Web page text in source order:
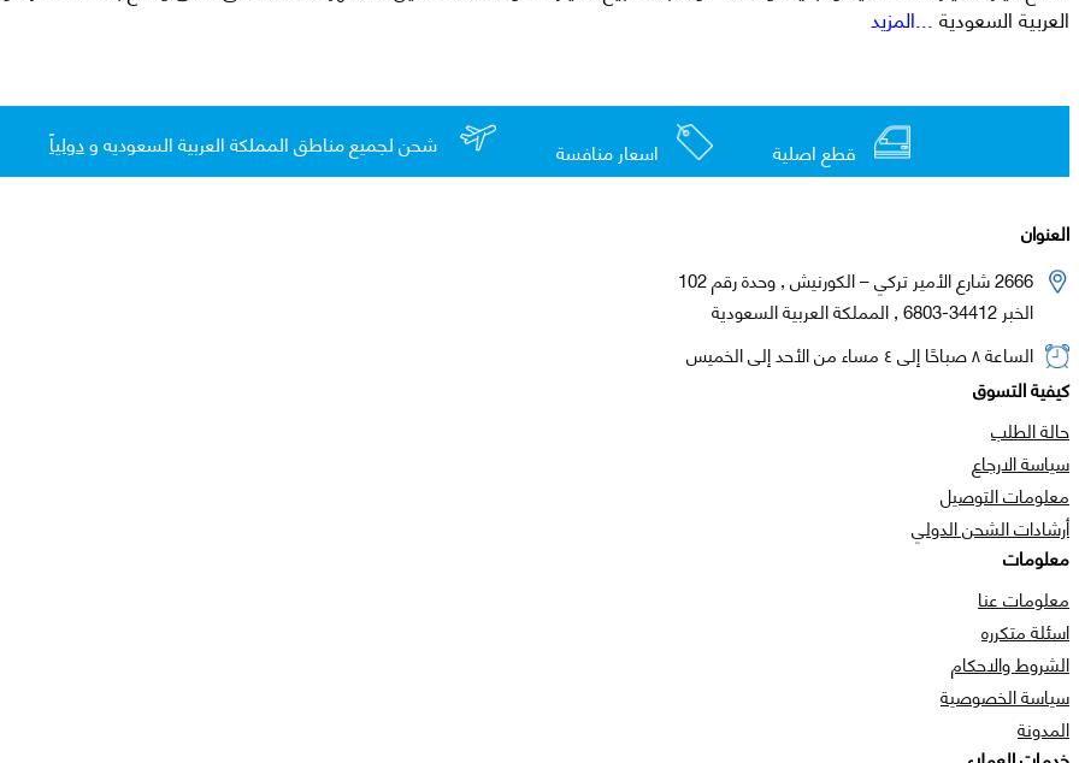
العربية السعودية...المزيد
قطع اصلية اسعار منافسة شحن لجميع مناطق المملكة العربية السعوديه ودولياً
العنوان
2666 شارع الأمير تركي – الكورنيش , وحدة رقم 102
الخبر 34412-6803 , المملكة العربية السعودية
الساعة ٨ صباحًا إلى ٤ مساء من الأحد إلى الخميس
كيفية التسوق
حالة الطلب
سياسة الارجاع
معلومات التوصيل
أرشادات الشحن الدولي
معلومات
معلومات عنا
اسئلة متكرره
الشروط والاحكام
سياسة الخصوصية
المدونة